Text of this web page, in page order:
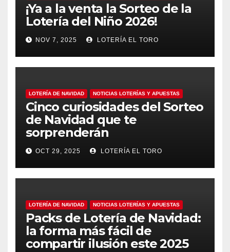
¡Ya a la venta la Sorteo de la
Lotería del Niño 2026!
NOV 7, 2025 LOTERÍA EL TORO
LOTERÍA DE NAVIDAD NOTICIAS LOTERÍAS Y APUESTAS
Cinco curiosidades del Sorteo
de Navidad que te
sorprenderán
OCT 29, 2025 LOTERÍA EL TORO
LOTERÍA DE NAVIDAD NOTICIAS LOTERÍAS Y APUESTAS
Packs de Lotería de Navidad:
la forma más fácil de
compartir ilusión este 2025